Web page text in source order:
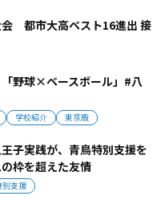
会 都市大高ベスト16進出 接
野球×ベースボール」#八
学校紹介 東京版
子実践が、青鳥特別支援を
枠を超えた友情
別支援